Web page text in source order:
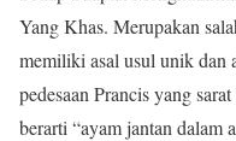
Yang Khas. Merupakan
memiliki asal usul unik dan
pedesaan Prancis yang
berarti “ayam jantan dalam